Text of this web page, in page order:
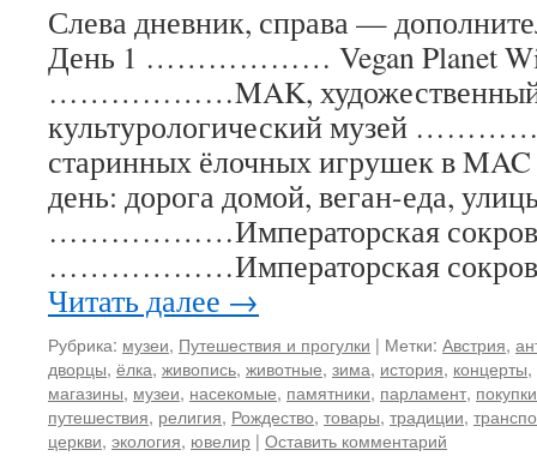
Слева дневник, справа —
День 1 ……………… Vegan Planet
………………MAK,
культурологический музей
старинных ёлочных игрушек в
день: дорога домой, веган-еда,
………………Императорская
………………Императорская
Читать далее →
Рубрика: музеи, Путешествия и прогулки | Метки: Австрия,
дворцы, ёлка, живопись, животные, зима, история, концерты,
магазины, музеи, насекомые, памятники, парламент, покупки
путешествия, религия, Рождество, товары, традиции,
церкви, экология, ювелир | Оставить комментарий